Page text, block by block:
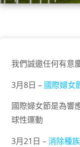
我們誠邀任何有意
3月8日 – 國際婦女
國際婦女節是為響
球性運動
3月21日 –消除種